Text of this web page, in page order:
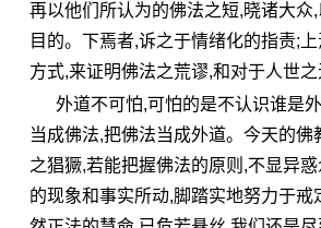
再以他们所认为的佛法之短,晓诸大众
目的。下焉者,诉之于情绪化的指责;
方式,来证明佛法之荒谬,和对于人世之
外道不可怕,可怕的是不认识谁是
当成佛法,把佛法当成外道。今天的佛
之猖獗,若能把握佛法的原则,不显异
的现象和事实所动,脚踏实地努力于戒